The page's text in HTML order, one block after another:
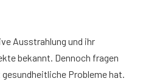
Ausstrahlung und ihr
bekannt. Dennoch fragen
Probleme hat.